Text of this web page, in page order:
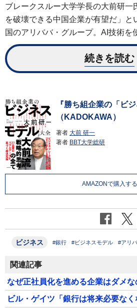
ブレークスルー大学学長の大前研一
を破壊できる中国企業が有望だ」と
国のアリババ・グループ。AI技術
続きを読む
『勝ち組企業の「ビ
（KADOKAWA）
著者 大前 研一
著者 BBT大学総研
AMAZONで購入する
ビジネス #銀行 #ビジネスモデル #アリ
関連記事
なぜ正社員化を進める企業はダメな
ビル・ゲイツ「銀行は将来必要なく